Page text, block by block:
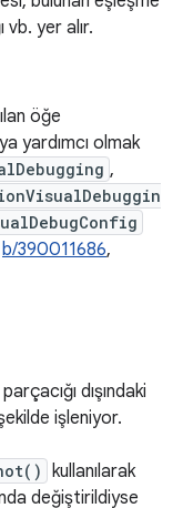
vb. yer alır.
öğe
yardımcı olmak
,
b/390011686,
dışındaki
işleniyor.
kullanılarak
değiştirildiyse